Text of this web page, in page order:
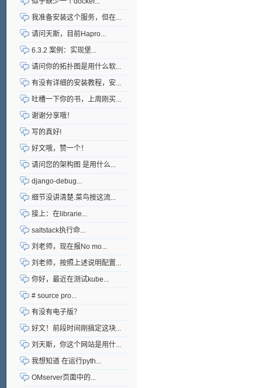
我准备安装这个服务，但在...
请问天斯，目前Hapro...
6.3.2 案例：实现堡...
请问你的拓扑图是用什么软...
有没有详细的安装教程，安...
吐槽一下你的书，上周刚买...
谢谢分享哦！
写的真好!
好文哦，赞一个！
请问您的架构图 是用什么...
django-debug...
细节没讲清楚.菜鸟按这流...
接上：在librarie...
saltstack执行命...
刘老师，现在报No mo...
刘老师，按照上述说明配置...
你好，最近在测试kube...
# source pro...
有没有电子版？
好文！前段时间刚搞定这块...
刘天斯，你这个网站是用什...
我想知道 在运行pyth...
OMserver页面中的...